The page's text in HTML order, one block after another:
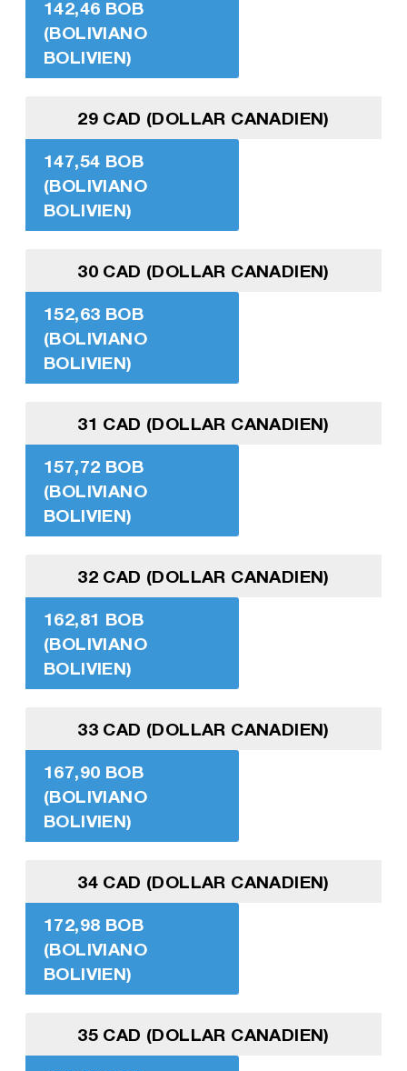
142,46 BOB
(BOLIVIANO
BOLIVIEN)
29 CAD (DOLLAR CANADIEN)
147,54 BOB
(BOLIVIANO
BOLIVIEN)
30 CAD (DOLLAR CANADIEN)
152,63 BOB
(BOLIVIANO
BOLIVIEN)
31 CAD (DOLLAR CANADIEN)
157,72 BOB
(BOLIVIANO
BOLIVIEN)
32 CAD (DOLLAR CANADIEN)
162,81 BOB
(BOLIVIANO
BOLIVIEN)
33 CAD (DOLLAR CANADIEN)
167,90 BOB
(BOLIVIANO
BOLIVIEN)
34 CAD (DOLLAR CANADIEN)
172,98 BOB
(BOLIVIANO
BOLIVIEN)
35 CAD (DOLLAR CANADIEN)